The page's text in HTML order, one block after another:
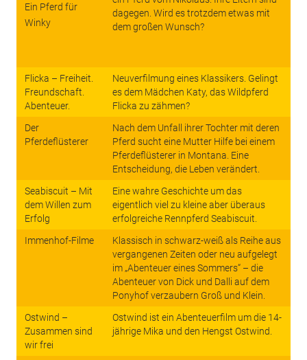
Ein Pferd für
Winky
dagegen. Wird es trotzdem etwas mit
dem großen Wunsch?
Flicka – Freiheit.
Freundschaft.
Abenteuer.
Neuverfilmung eines Klassikers. Gelingt
es dem Mädchen Katy, das Wildpferd
Flicka zu zähmen?
Der
Pferdeflüsterer
Nach dem Unfall ihrer Tochter mit deren
Pferd sucht eine Mutter Hilfe bei einem
Pferdeflüsterer in Montana. Eine
Entscheidung, die Leben verändert.
Seabiscuit – Mit
dem Willen zum
Erfolg
Eine wahre Geschichte um das
eigentlich viel zu kleine aber überaus
erfolgreiche Rennpferd Seabiscuit.
Immenhof-Filme
Klassisch in schwarz-weiß als Reihe aus
vergangenen Zeiten oder neu aufgelegt
im „Abenteuer eines Sommers“ – die
Abenteuer von Dick und Dalli auf dem
Ponyhof verzaubern Groß und Klein.
Ostwind –
Zusammen sind
wir frei
Ostwind ist ein Abenteuerfilm um die 14-
jährige Mika und den Hengst Ostwind.